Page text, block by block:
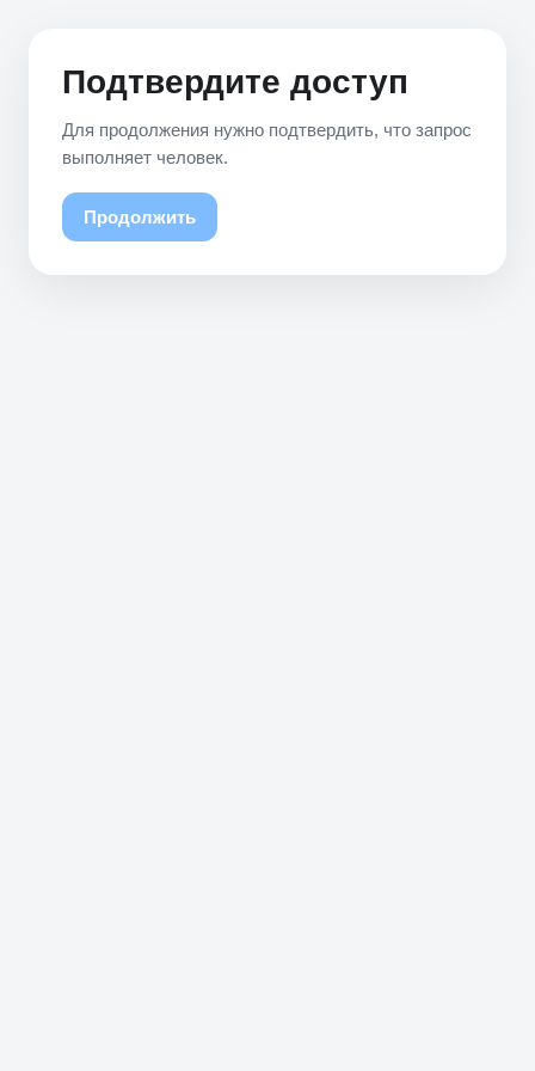
Подтвердите доступ
Для продолжения нужно подтвердить, что запрос
выполняет человек.
Продолжить